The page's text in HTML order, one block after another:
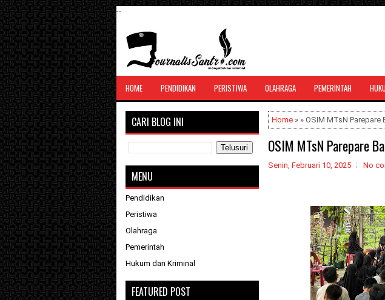
--
SANTRI JURNALIS
Menghimpun seluruh berita, tulisan, jurnal bernuansa agama yang dapat
HOME PENDIDIKAN PERISTIWA OLAHRAGA PEMERINTAH
Home » » OSIM MTsN
OSIM MTsN Parepare
Senin, Februari 10, 2025 No
CARI BLOG INI
MENU
Pendidikan
Peristiwa
Olahraga
Pemerintah
Hukum dan Kriminal
FEATURED POST